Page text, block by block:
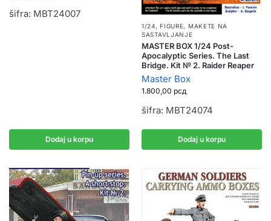
šifra: MBT24007
Dodaj u korpu
1/24, FIGURE, MAKETE NA
SASTAVLJANJE
MASTER BOX 1/24 Pоst-
Apocalyptic Series. The Last
Bridge. Kit № 2. Raider Reaper
Master Box
1.800,00 рсд
šifra: MBT24074
Dodaj u korpu